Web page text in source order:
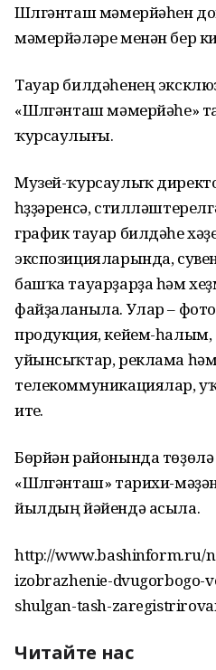
Шүлгәнташ мәмерйәһен
мәмерйәләре менән бер
Тауар билдәһенең
«Шүлгәнташ мәмерйәһе»
ҡурсаулығы.
Музей-ҡурсаулыҡ
һүҙҙәренсә,
график тауар билдәһе
экспозицияларында,
башҡа тауарҙарҙа һәм
файҙаланыла. Улар –
продукция, кейем-һалым,
уйынсыҡтар, реклама
телекоммуникациялар,
итеү.
Бөрйән районында
«Шүлгәнташ» тарихи-
йылдың йәйендә асыла.
http://www.bashinform.ru/
izobrazhenie-dvugorbogo-
shulgan-tash-
Читайте нас